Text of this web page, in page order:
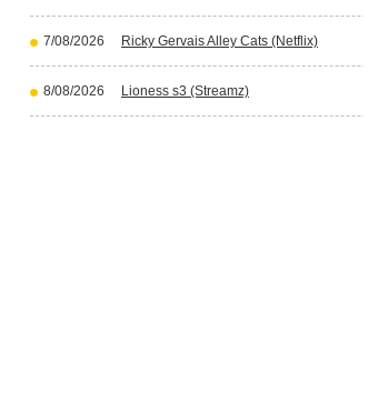
7/08/2026 Ricky Gervais Alley Cats (Netflix)
8/08/2026 Lioness s3 (Streamz)